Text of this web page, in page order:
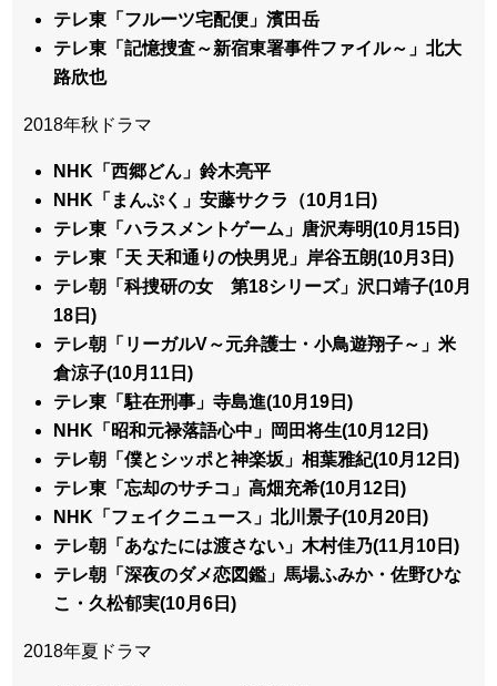
テレ東「フルーツ宅配便」濱田岳
テレ東「記憶捜査～新宿東署事件ファイル～」北大
路欣也
2018年秋ドラマ
NHK「西郷どん」鈴木亮平
NHK「まんぷく」安藤サクラ（10月1日)
テレ東「ハラスメントゲーム」唐沢寿明(10月15日)
テレ東「天 天和通りの快男児」岸谷五朗(10月3日)
テレ朝「科捜研の女 第18シリーズ」沢口靖子(10月
18日)
テレ朝「リーガルV～元弁護士・小鳥遊翔子～」米
倉涼子(10月11日)
テレ東「駐在刑事」寺島進(10月19日)
NHK「昭和元禄落語心中」岡田将生(10月12日)
テレ朝「僕とシッポと神楽坂」相葉雅紀(10月12日)
テレ東「忘却のサチコ」高畑充希(10月12日)
NHK「フェイクニュース」北川景子(10月20日)
テレ朝「あなたには渡さない」木村佳乃(11月10日)
テレ朝「深夜のダメ恋図鑑」馬場ふみか・佐野ひな
こ・久松郁実(10月6日)
2018年夏ドラマ